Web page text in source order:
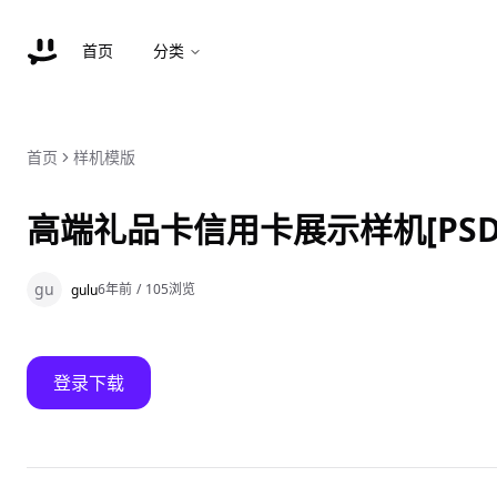
首页 分类
首页 样机模版
高端礼品卡信用卡展示样机
gu gulu6年前 / 105浏览
登录下载